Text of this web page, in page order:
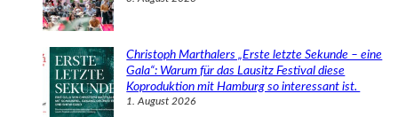
Christoph Marthalers „Erste letzte Sekunde – eine
Gala“: Warum für das Lausitz Festival diese
Koproduktion mit Hamburg so interessant ist.
1. August 2026